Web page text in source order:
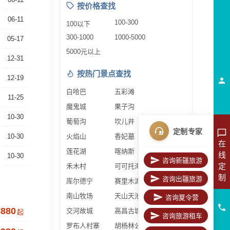
06-11
05-17
12-31
12-19
11-25
10-30
10-30
10-30
起
按价格查找
100以下
100-300
300-1000
1000-5000
5000元以上
按热门景点查找
白哈巴
五彩滩
魔鬼城
果子沟
葡萄沟
坎儿井
火焰山
香妃墓
莲花湖
喀纳斯
禾木村
可可托海
库尔德宁
赛里木湖
南山牧场
天山天池
交河故城
高昌古城
罗布人村寨
胡杨林公园
在
线
定
制
定制专家
咨询新疆旅游
咨询出疆旅游
咨询夏令营
咨询旅游租车